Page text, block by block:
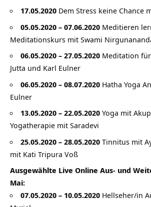
17.05.2020 Dem Stress keine Chance
05.05.2020 – 07.06.2020 Meditieren
Meditationskurs mit Swami
06.05.2020 – 27.05.2020 Meditation
Jutta und Karl Eulner
06.05.2020 – 08.07.2020 Hatha Yoga
Eulner
13.05.2020 – 22.05.2020 Yoga mit
Yogatherapie mit Saradevi
25.05.2020 – 28.05.2020 Tinnitus mit
mit Kati Tripura Voß
Ausgewählte Live Online Aus- und
Mai:
07.05.2020 – 10.05.2020 Hellseher/in